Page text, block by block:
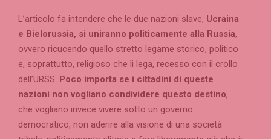
L’articolo fa intendere che le due nazioni slave, Ucraina
e Bielorussia, si uniranno politicamente alla Russia,
ovvero ricucendo quello stretto legame storico, politico
e, soprattutto, religioso che li lega, recesso con il crollo
dell’URSS. Poco importa se i cittadini di queste
nazioni non vogliano condividere questo destino,
che vogliano invece vivere sotto un governo
democratico, non aderire alla visione di una società